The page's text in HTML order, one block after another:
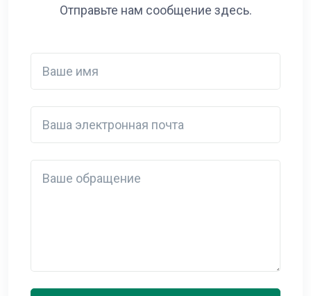
Отправьте нам сообщение здесь.